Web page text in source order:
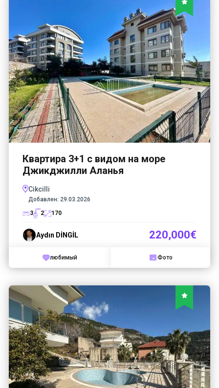
Квартира 3+1 с видом на море
Джикджилли Аланья
Cikcilli
Добавлен: 29.03.2026
3
2 170
Aydın DİNGİL 220,000€
любимый Фото